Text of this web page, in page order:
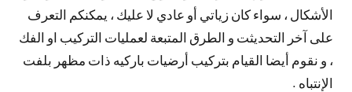
الأشكال ، سواء كان زياتي أو عادي لا عليك ، يمكنكم التعرف
على آخر التحديثت و الطرق المتبعة لعمليات التركيب او الفك
، و نقوم أيضا القيام بتركيب أرضيات باركيه ذات مظهر بلفت
الإنتباه .